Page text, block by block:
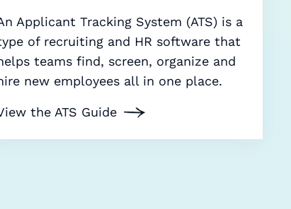
Applicant Tracking System (ATS) is a
of recruiting and HR software that
teams find, screen, organize and
new employees all in one place.
the ATS Guide